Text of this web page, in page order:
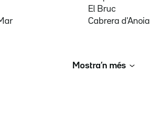
El Bruc
Cabrera d'Anoia
Mostra’n més